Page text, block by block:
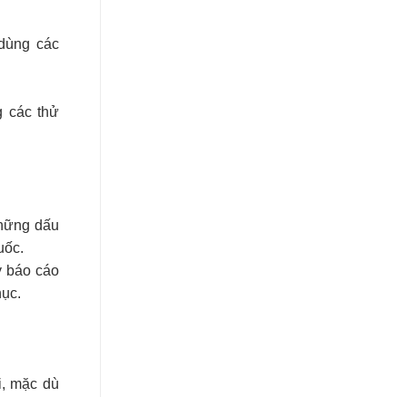
các
các thử
dấu
báo cáo
mặc dù